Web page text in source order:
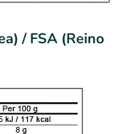
/ FSA (Reino